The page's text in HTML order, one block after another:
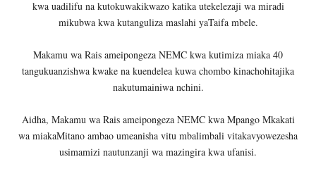
kwa uadilifu na kutokuwakikwazo katika utekelezaji wa miradi
mikubwa kwa kutanguliza maslahi yaTaifa mbele.
Makamu wa Rais ameipongeza NEMC kwa kutimiza miaka 40
tangukuanzishwa kwake na kuendelea kuwa chombo kinachohitajika
nakutumainiwa nchini.
Aidha, Makamu wa Rais ameipongeza NEMC kwa Mpango Mkakati
wa miakaMitano ambao umeanisha vitu mbalimbali vitakavyowezesha
usimamizi nautunzanji wa mazingira kwa ufanisi.